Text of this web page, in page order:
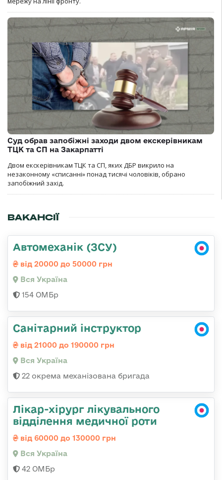
Суд обрав запобіжні заходи двом екскерівникам
ТЦК та СП на Закарпатті
Двом екскерівникам ТЦК та СП, яких ДБР викрило на
незаконному «списанні» понад тисячі чоловіків, обрано
запобіжний захід.
ВАКАНСІЇ
Автомеханік (ЗСУ)
від 20000 до 50000 грн
Вся Україна
154 ОМБр
Санітарний інструктор
від 21000 до 190000 грн
Вся Україна
22 окрема механізована бригада
Лікар-хірург лікувального
відділення медичної роти
від 60000 до 130000 грн
Вся Україна
42 ОМБр